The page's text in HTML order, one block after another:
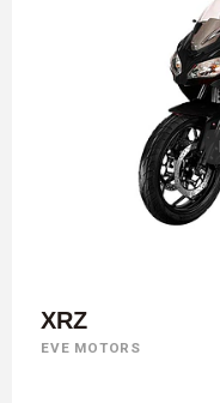
XRZ
EVE MOTORS